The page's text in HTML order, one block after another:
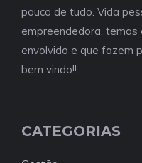
pouco de tudo. Vida
empreendedora,
envolvido e que fazem
bem vindo!!
CATEGORIAS